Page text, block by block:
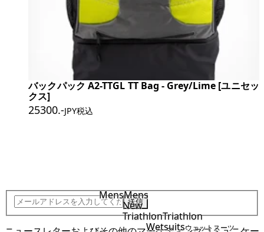
MensMens
New
TriathlonTriathlon
Wetsuitsウェットスーツ
バックパック A2-TTGL TT Bag - Grey/Lime [ユニセッ
クス]
25300.-JPY税込
送信